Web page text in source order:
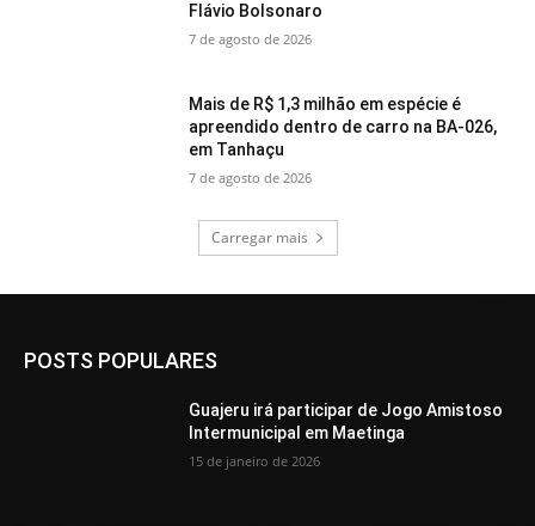
Flávio Bolsonaro
7 de agosto de 2026
Mais de R$ 1,3 milhão em espécie é
apreendido dentro de carro na BA-026,
em Tanhaçu
7 de agosto de 2026
Carregar mais
POSTS POPULARES
Guajeru irá participar de Jogo Amistoso
Intermunicipal em Maetinga
15 de janeiro de 2026